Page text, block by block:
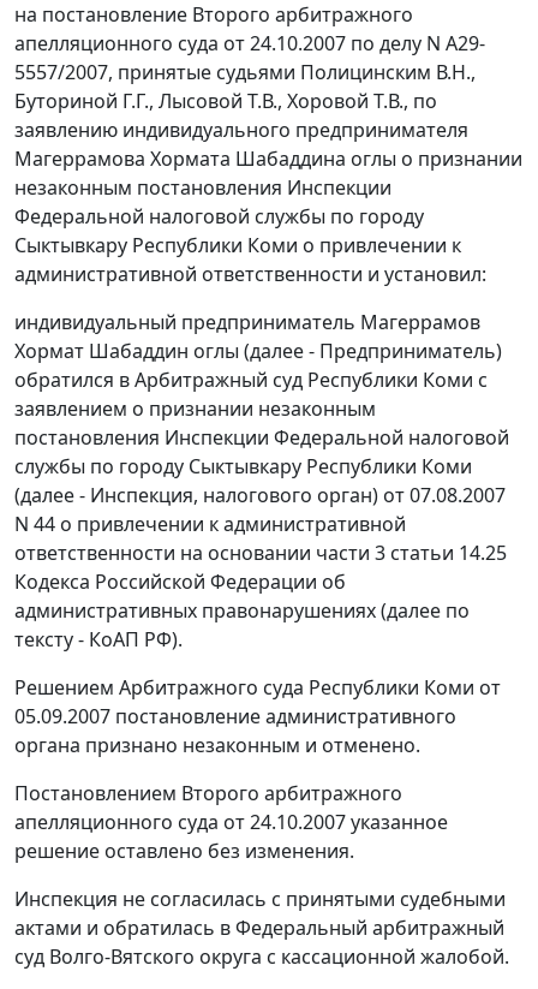
на постановление Второго арбитражного
апелляционного суда от 24.10.2007 по делу N А29-
5557/2007, принятые судьями Полицинским В.Н.,
Буториной Г.Г., Лысовой Т.В., Хоровой Т.В., по
заявлению индивидуального предпринимателя
Магеррамова Хормата Шабаддина оглы о признании
незаконным постановления Инспекции
Федеральной налоговой службы по городу
Сыктывкару Республики Коми о привлечении к
административной ответственности и установил:
индивидуальный предприниматель Магеррамов
Хормат Шабаддин оглы (далее - Предприниматель)
обратился в Арбитражный суд Республики Коми с
заявлением о признании незаконным
постановления Инспекции Федеральной налоговой
службы по городу Сыктывкару Республики Коми
(далее - Инспекция, налогового орган) от 07.08.2007
N 44 о привлечении к административной
ответственности на основании части 3 статьи 14.25
Кодекса Российской Федерации об
административных правонарушениях (далее по
тексту - КоАП РФ).
Решением Арбитражного суда Республики Коми от
05.09.2007 постановление административного
органа признано незаконным и отменено.
Постановлением Второго арбитражного
апелляционного суда от 24.10.2007 указанное
решение оставлено без изменения.
Инспекция не согласилась с принятыми судебными
актами и обратилась в Федеральный арбитражный
суд Волго-Вятского округа с кассационной жалобой.